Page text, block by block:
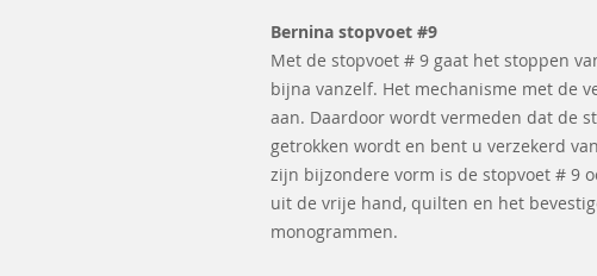
Bernina stopvoet #9
Met de stopvoet # 9 gaat het stoppen
bijna vanzelf. Het mechanisme met de
aan. Daardoor wordt vermeden dat de
getrokken wordt en bent u verzekerd
zijn bijzondere vorm is de stopvoet # 9
uit de vrije hand, quilten en het
monogrammen.